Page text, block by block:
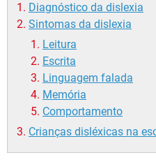
Diagnóstico da dislexia
Sintomas da dislexia
Leitura
Escrita
Linguagem falada
Memória
Comportamento
Crianças disléxicas na